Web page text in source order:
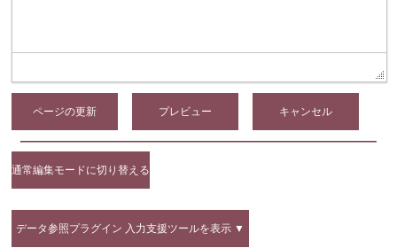
ページの更新
通常編集モードに切り替える
データ参照プラグイン 入力支援ツールを表示 ▼